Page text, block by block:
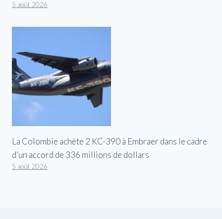
5 août 2026
La Colombie achète 2 KC-390 à Embraer dans le cadre
d’un accord de 336 millions de dollars
5 août 2026